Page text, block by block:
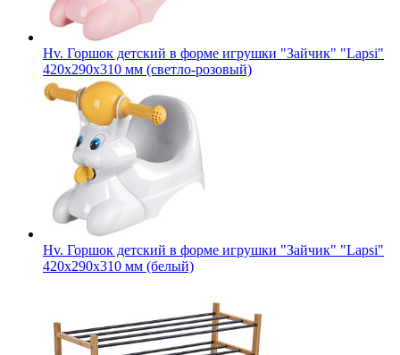
Hv. Горшок детский в форме игрушки "Зайчик" "Lapsi"
420х290х310 мм (светло-розовый)
Hv. Горшок детский в форме игрушки "Зайчик" "Lapsi"
420х290х310 мм (белый)